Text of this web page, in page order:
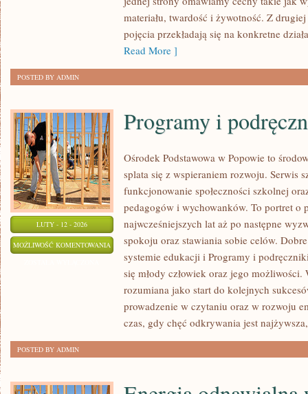
materiału, twardość i żywotność. Z
pojęcia przekładają się na konkretne
Read More ]
POSTED BY ADMIN
LUTY - 12 - 2026
MOŻLIWOŚĆ KOMENTOWANIA PROGRAMY
PODRĘCZNIKI
Programy i
Ośrodek Podstawowa w Popowie to
splata się z wspieraniem rozwoju. Serwis
funkcjonowanie społeczności szkolnej
pedagogów i wychowanków. To portret o
najwcześniejszych lat aż po następne
spokoju oraz stawiania sobie celów.
systemie edukacji i Programy i
się młody człowiek oraz jego możliwości.
rozumiana jako start do kolejnych
prowadzenie w czytaniu oraz w rozwoju
czas, gdy chęć odkrywania jest
POSTED BY ADMIN